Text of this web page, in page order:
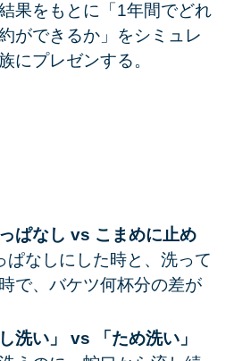
果をもとに「1年間でどれ
ができるか」をシミュレ
にプレゼンする。
ぱなし vs こまめに止め
ぱなしにした時と、洗って
で、バケツ何杯分の差が
洗い」 vs 「ため洗い」